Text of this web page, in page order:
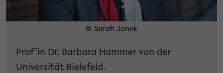
© Sarah Jonek
Prof’in Dr. Barbara Hammer von der
Universität Bielefeld.